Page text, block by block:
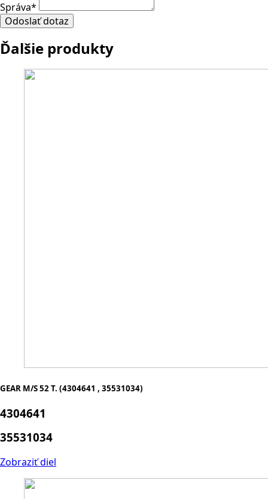
Správa*
Odoslať dotaz
Ďalšie produkty
GEAR M/S 52 T. (4304641 , 35531034)
4304641
35531034
Zobraziť diel